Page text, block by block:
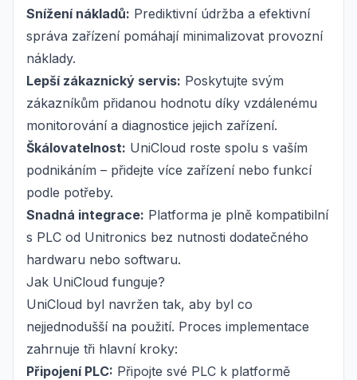
Snížení nákladů: Prediktivní údržba a efektivní
správa zařízení pomáhají minimalizovat provozní
náklady.
Lepší zákaznický servis: Poskytujte svým
zákazníkům přidanou hodnotu díky vzdálenému
monitorování a diagnostice jejich zařízení.
Škálovatelnost: UniCloud roste spolu s vaším
podnikáním – přidejte více zařízení nebo funkcí
podle potřeby.
Snadná integrace: Platforma je plně kompatibilní
s PLC od Unitronics bez nutnosti dodatečného
hardwaru nebo softwaru.
Jak UniCloud funguje?
UniCloud byl navržen tak, aby byl co
nejjednodušší na použití. Proces implementace
zahrnuje tři hlavní kroky:
Připojení PLC: Připojte své PLC k platformě